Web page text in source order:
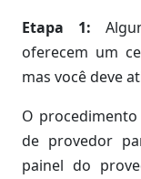
Etapa 1:
oferecem um
mas você deve
O
de provedor
painel do